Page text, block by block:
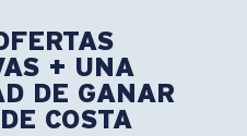
+ UNA
DE GANAR
COSTA